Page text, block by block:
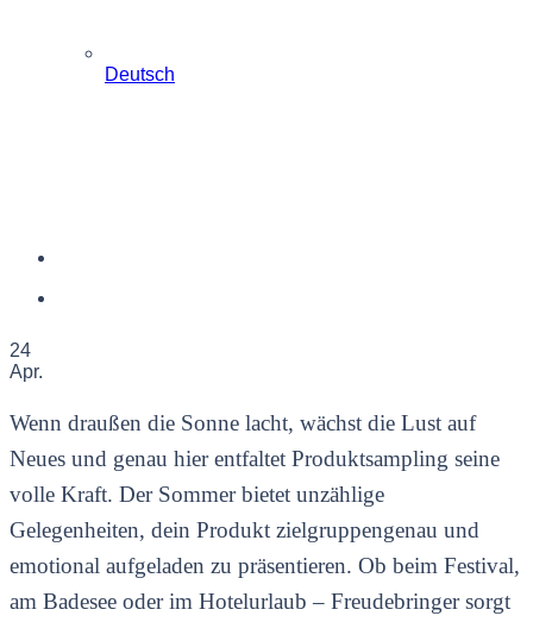
Deutsch
24
Apr.
Wenn draußen die Sonne lacht, wächst die Lust auf
Neues und genau hier entfaltet Produktsampling seine
volle Kraft. Der Sommer bietet unzählige
Gelegenheiten, dein Produkt zielgruppengenau und
emotional aufgeladen zu präsentieren. Ob beim Festival,
am Badesee oder im Hotelurlaub – Freudebringer sorgt